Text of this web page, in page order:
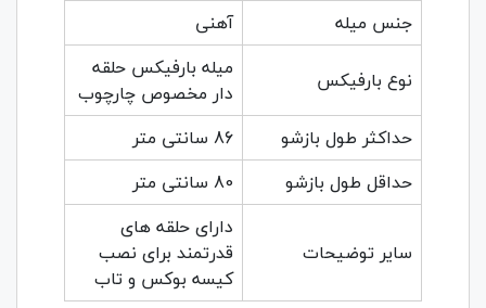
جنس میله
آهنی
نوع بارفیکس
میله بارفیکس حلقه
دار مخصوص چارچوب
حداکثر طول بازشو
86 سانتی متر
حداقل طول بازشو
80 سانتی متر
سایر توضیحات
دارای حلقه های
قدرتمند برای نصب
کیسه بوکس و تاب